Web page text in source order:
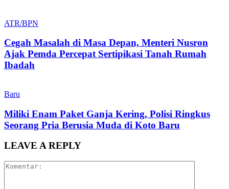
ATR/BPN
Cegah Masalah di Masa Depan, Menteri Nusron
Ajak Pemda Percepat Sertipikasi Tanah Rumah
Ibadah
Baru
Miliki Enam Paket Ganja Kering, Polisi Ringkus
Seorang Pria Berusia Muda di Koto Baru
LEAVE A REPLY